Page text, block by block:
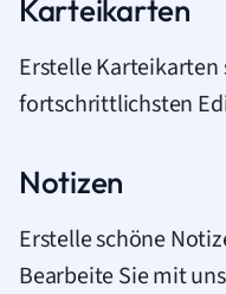
Karteikarten
Erstelle Karteikarten
fortschrittlichsten
Notizen
Erstelle schöne
Bearbeite Sie mit